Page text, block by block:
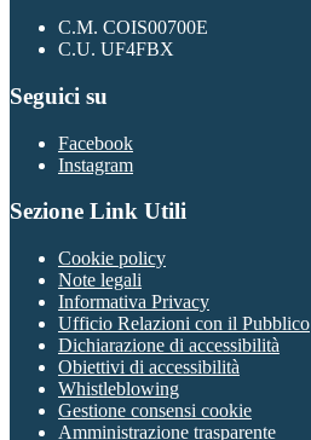
C.M. COIS00700E
C.U. UF4FBX
Seguici su
Facebook
Instagram
Sezione Link Utili
Cookie policy
Note legali
Informativa Privacy
Ufficio Relazioni con il Pubblico
Dichiarazione di accessibilità
Obiettivi di accessibilità
Whistleblowing
Gestione consensi cookie
Amministrazione trasparente